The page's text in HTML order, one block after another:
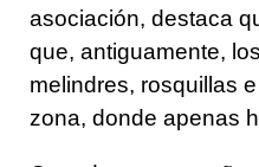
asociación, destaca
que, antiguamente,
melindres, rosquillas
zona, donde apenas